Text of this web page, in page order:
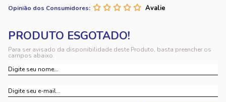
Opinião dos Consumidores:
Para ser avisado da disponibilidade deste Produto, basta preencher os
campos abaixo.